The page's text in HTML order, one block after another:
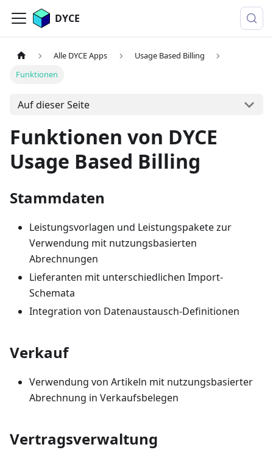
DYCE
Alle DYCE Apps
Usage Based Billing
Funktionen
Auf dieser Seite
Funktionen von DYCE
Usage Based Billing
Stammdaten
Leistungsvorlagen und Leistungspakete zur
Verwendung mit nutzungsbasierten
Abrechnungen
Lieferanten mit unterschiedlichen Import-
Schemata
Integration von Datenaustausch-Definitionen
Verkauf
Verwendung von Artikeln mit nutzungsbasierter
Abrechnung in Verkaufsbelegen
Vertragsverwaltung